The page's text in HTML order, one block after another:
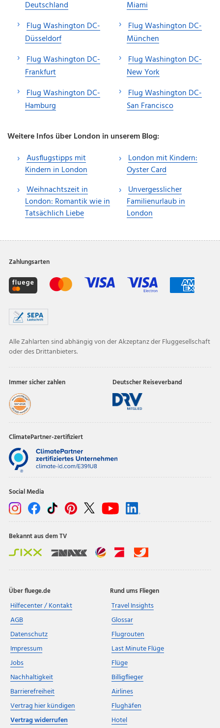
Deutschland
Flug Washington DC-
Düsseldorf
Flug Washington DC-
Frankfurt
Flug Washington DC-
Hamburg
Miami
Flug Washington DC-
München
Flug Washington DC-
New York
Flug Washington DC-
San Francisco
Weitere Infos über London in unserem Blog:
Ausflugstipps mit
Kindern in London
Weihnachtszeit in
London: Romantik wie in
Tatsächlich Liebe
London mit Kindern:
Oyster Card
Unvergesslicher
Familienurlaub in
London